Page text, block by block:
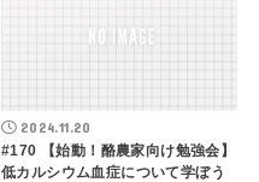
2024.11.20
#170 【始動！酪農家向け勉強会】
低カルシウム血症について学ぼう